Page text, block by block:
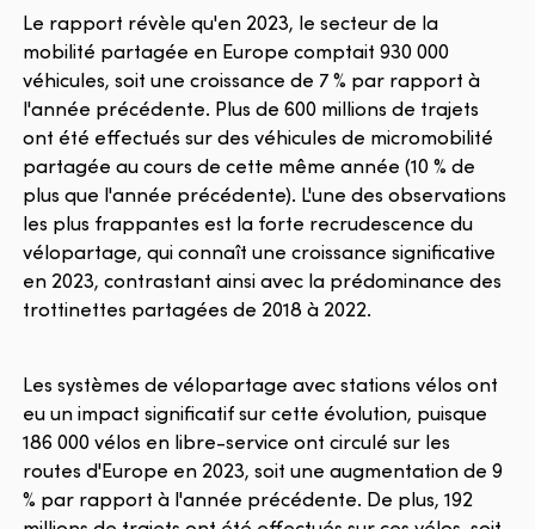
Le rapport révèle qu'en 2023, le secteur de la
mobilité partagée en Europe comptait 930 000
véhicules, soit une croissance de 7 % par rapport à
l'année précédente. Plus de 600 millions de trajets
ont été effectués sur des véhicules de micromobilité
partagée au cours de cette même année (10 % de
plus que l'année précédente). L'une des observations
les plus frappantes est la forte recrudescence du
vélopartage, qui connaît une croissance significative
en 2023, contrastant ainsi avec la prédominance des
trottinettes partagées de 2018 à 2022.
Les systèmes de vélopartage avec stations vélos ont
eu un impact significatif sur cette évolution, puisque
186 000 vélos en libre-service ont circulé sur les
routes d'Europe en 2023, soit une augmentation de 9
% par rapport à l'année précédente. De plus, 192